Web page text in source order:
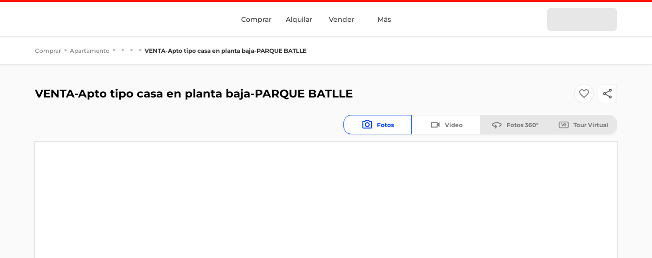
Comprar Alquilar Vender Más
Comprar > Apartamento > > > > VENTA-Apto tipo casa en planta baja-PARQUE BATLLE
VENTA-Apto tipo casa en planta baja-PARQUE BATLLE
Fotos Video Fotos 360° Tour Virtual